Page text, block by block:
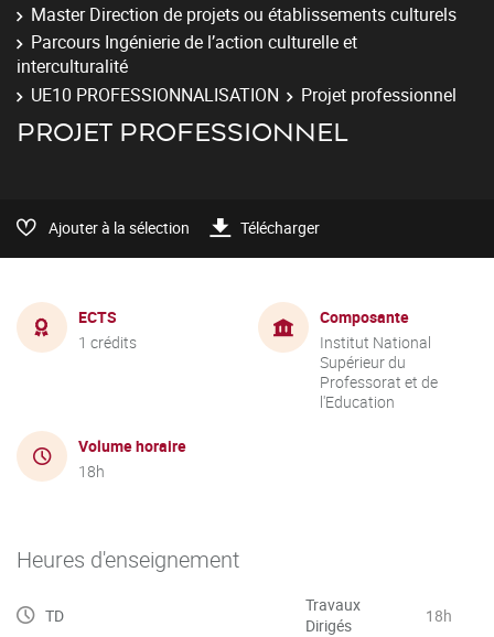
Master Direction de projets ou établissements culturels
Parcours Ingénierie de l’action culturelle et
interculturalité
UE10 PROFESSIONNALISATION
Projet professionnel
PROJET PROFESSIONNEL
Ajouter à la sélection Télécharger
ECTS
1 crédits
Composante
Institut National
Supérieur du
Professorat et de
l'Education
Volume horaire
18h
Heures d'enseignement
TD
Travaux
Dirigés
18h